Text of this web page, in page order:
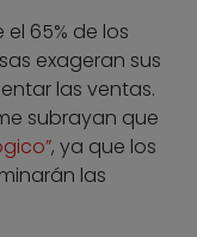
65% de los
exageran sus
las ventas.
subrayan que
, ya que los
las